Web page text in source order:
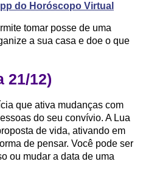
do Horóscopo Virtual
tomar posse de uma
a sua casa e doe o que
21/12)
que ativa mudanças com
do seu convívio. A Lua
de vida, ativando em
de pensar. Você pode ser
ou mudar a data de uma